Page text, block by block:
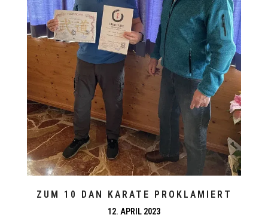
ZUM 10 DAN KARATE PROKLAMIERT
12. APRIL 2023